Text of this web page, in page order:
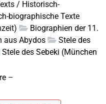
/ Historisch-
biographische Texte
Biographien der 11.
aus Abydos
Stele des
Stele des Sebeki (München
–